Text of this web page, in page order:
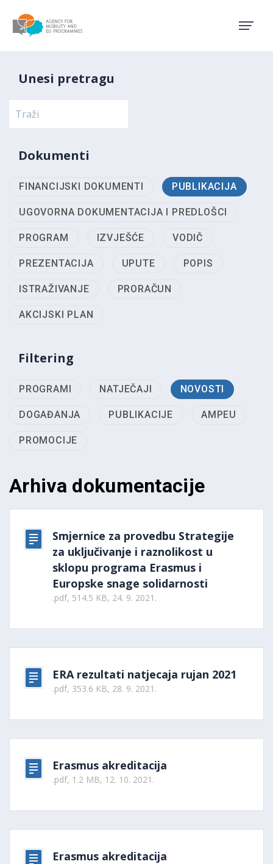
Unesi pretragu
Dokumenti
FINANCIJSKI DOKUMENTI PUBLIKACIJA
UGOVORNA DOKUMENTACIJA I PREDLOŠCI
PROGRAM IZVJEŠĆE VODIČ
PREZENTACIJA UPUTE POPIS
ISTRAŽIVANJE PRORAČUN
AKCIJSKI PLAN
Filtering
PROGRAMI NATJEČAJI NOVOSTI
DOGAĐANJA PUBLIKACIJE AMPEU
PROMOCIJE
Arhiva dokumentacije
Smjernice za provedbu Strategije
za uključivanje i raznolikost u
sklopu programa Erasmus i
Europske snage solidarnosti
.pdf, 514.5 KB, 24. 9. 2021.
ERA rezultati natjecaja rujan 2021
.pdf, 353.6 KB, 28. 9. 2021.
Erasmus akreditacija
.pdf, 1.2 MB, 12. 10. 2021.
Erasmus akreditacija